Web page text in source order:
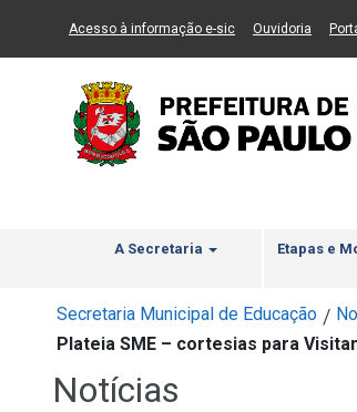
Ir ao Conteúdo Ir para menu principal 2
Acesso à informação e-sic(Link para um novo
Ouvidoria (Link
A Secretaria Etapas e
Secretaria Municipal de Educação /
Plateia SME – cortesias para
Notícias